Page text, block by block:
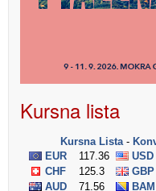
Kursna lista